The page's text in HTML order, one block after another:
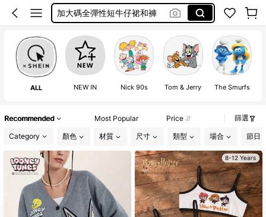
Over Size Tee
Frenchy
Plus Size Women Tshirt
ALL NEW IN Nick 90s Tom & Jerry The Smurfs
Recommended Most Popular Price 篩選
Category 顏色 材質 尺寸 類型 場合 節日
8-12 Years